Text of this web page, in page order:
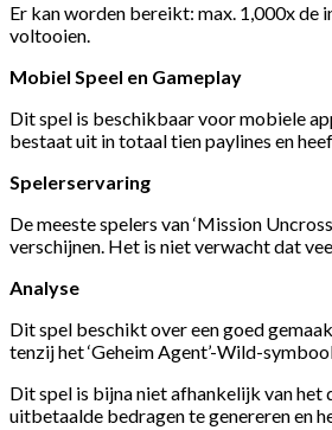
Er kan worden bereikt: max. 1,000x de
voltooien.
Mobiel Speel en Gameplay
Dit spel is beschikbaar voor mobiele
bestaat uit in totaal tien paylines en
Spelerservaring
De meeste spelers van ‘Mission
verschijnen. Het is niet verwacht dat
Analyse
Dit spel beschikt over een goed
tenzij het ‘Geheim Agent’-Wild-
Dit spel is bijna niet afhankelijk van het
uitbetaalde bedragen te genereren en